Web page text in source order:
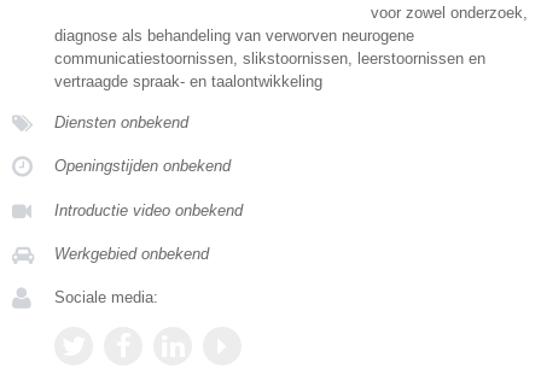
voor zowel onderzoek,
diagnose als behandeling van verworven neurogene
communicatiestoornissen, slikstoornissen, leerstoornissen en
vertraagde spraak- en taalontwikkeling
Diensten onbekend
Openingstijden onbekend
Introductie video onbekend
Werkgebied onbekend
Sociale media: